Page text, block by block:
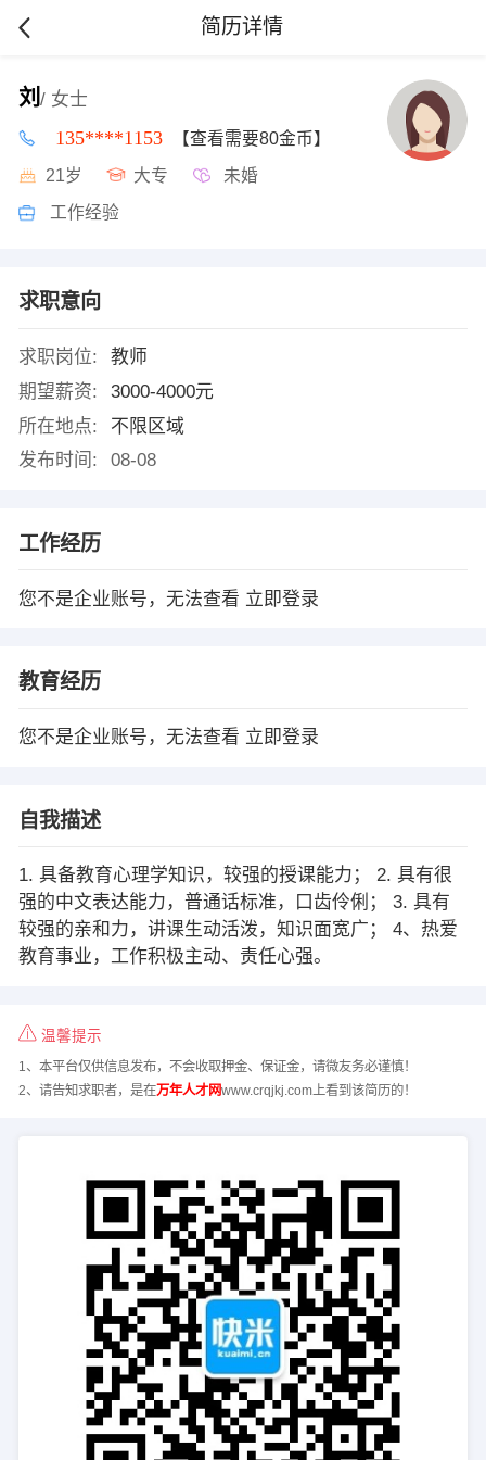
简历详情
刘 / 女士
135****1153 【查看需要80金币】
21岁 大专 未婚
工作经验
求职意向
求职岗位:
教师
期望薪资:
3000-4000元
所在地点:
不限区域
发布时间:
08-08
工作经历
您不是企业账号，无法查看 立即登录
教育经历
您不是企业账号，无法查看 立即登录
自我描述
1. 具备教育心理学知识，较强的授课能力； 2. 具有很
强的中文表达能力，普通话标准，口齿伶俐； 3. 具有
较强的亲和力，讲课生动活泼，知识面宽广； 4、热爱
教育事业，工作积极主动、责任心强。
温馨提示
1、本平台仅供信息发布，不会收取押金、保证金，请微友务必谨慎！
2、请告知求职者，是在万年人才网www.crqjkj.com上看到该简历的！